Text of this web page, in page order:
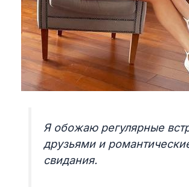
Я обожаю регулярные
друзьями и
свидания.